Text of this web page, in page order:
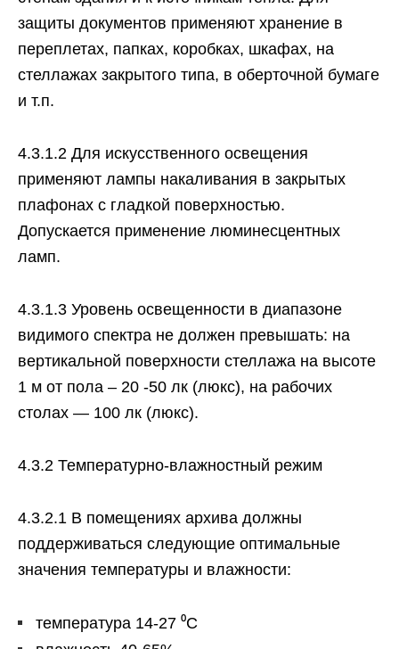
защиты документов применяют хранение в
переплетах, папках, коробках, шкафах, на
стеллажах закрытого типа, в оберточной бумаге
и т.п.
4.3.1.2 Для искусственного освещения
применяют лампы накаливания в закрытых
плафонах с гладкой поверхностью.
Допускается применение люминесцентных
ламп.
4.3.1.3 Уровень освещенности в диапазоне
видимого спектра не должен превышать: на
вертикальной поверхности стеллажа на высоте
1 м от пола – 20 -50 лк (люкс), на рабочих
столах — 100 лк (люкс).
4.3.2 Температурно-влажностный режим
4.3.2.1 В помещениях архива должны
поддерживаться следующие оптимальные
значения температуры и влажности:
температура 14-27 ⁰С